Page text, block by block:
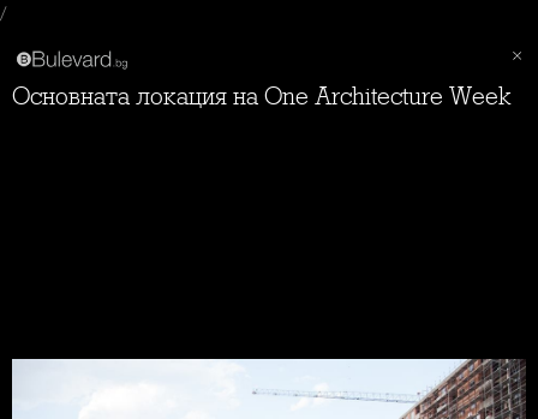
/
Основната локация на One Architecture Week